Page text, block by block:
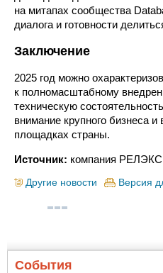
на митапах сообщества
диалога и готовности
Заключение
2025 год можно
к полномасштабному
техническую
внимание крупного бизнеса
площадках страны.
Источник: компания РЕЛЭКС
Другие новости Версия
События